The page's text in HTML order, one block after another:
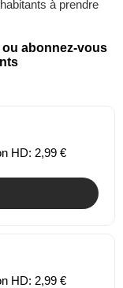
à prendre
ou abonnez-vous
HD: 2,99 €
HD: 2,99 €